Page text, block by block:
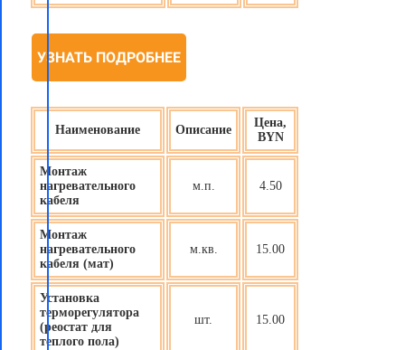
УЗНАТЬ ПОДРОБНЕЕ
Наименование Описание
Цена,
BYN
Монтаж
нагревательного
кабеля
м.п. 4.50
Монтаж
нагревательного
кабеля (мат)
м.кв. 15.00
Установка
терморегулятора
(реостат для
теплого пола)
шт. 15.00